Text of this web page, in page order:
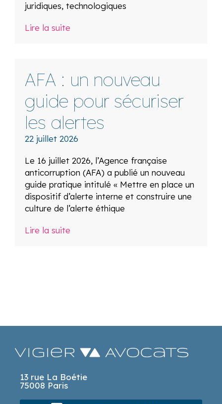
juridiques, technologiques
Lire la suite
AFA : un nouveau
guide pour sécuriser
les alertes
22 juillet 2026
Le 16 juillet 2026, l’Agence française
anticorruption (AFA) a publié un nouveau
guide pratique intitulé « Mettre en place un
dispositif d’alerte interne et construire une
culture de l’alerte éthique
Lire la suite
13 rue La Boétie
75008 Paris